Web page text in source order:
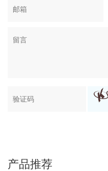
产品推荐